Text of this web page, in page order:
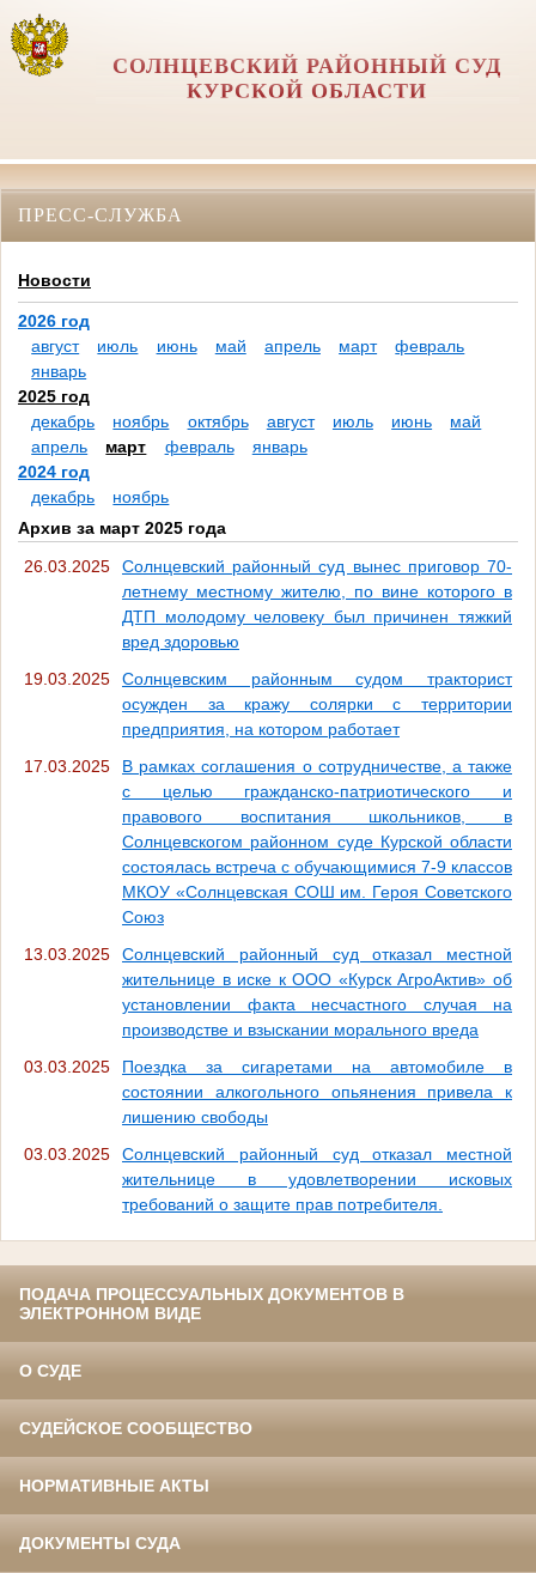
СОЛНЦЕВСКИЙ РАЙОННЫЙ СУД
КУРСКОЙ ОБЛАСТИ
ПРЕСС-СЛУЖБА
Новости
2026 год
август
июль июнь май апрель март
февраль
январь
2025 год
декабрь
ноябрь октябрь август июль июнь
май
апрель
март февраль
январь
2024 год
декабрь
ноябрь
Архив за март 2025 года
26.03.2025
Солнцевский районный суд вынес приговор 70-
летнему местному жителю, по вине которого в
ДТП молодому человеку был причинен тяжкий
вред здоровью
19.03.2025
Солнцевским районным судом тракторист
осужден за кражу солярки с территории
предприятия, на котором работает
17.03.2025
В рамках соглашения о сотрудничестве, а также
с целью гражданско-патриотического и
правового воспитания школьников, в
Солнцевскогом районном суде Курской области
состоялась встреча с обучающимися 7-9 классов
МКОУ «Солнцевская СОШ им. Героя Советского
Союз
13.03.2025
Солнцевский районный суд отказал местной
жительнице в иске к ООО «Курск АгроАктив» об
установлении факта несчастного случая на
производстве и взыскании морального вреда
03.03.2025
Поездка за сигаретами на автомобиле в
состоянии алкогольного опьянения привела к
лишению свободы
03.03.2025
Солнцевский районный суд отказал местной
жительнице в удовлетворении исковых
требований о защите прав потребителя.
ПОДАЧА ПРОЦЕССУАЛЬНЫХ ДОКУМЕНТОВ В
ЭЛЕКТРОННОМ ВИДЕ
О СУДЕ
СУДЕЙСКОЕ СООБЩЕСТВО
НОРМАТИВНЫЕ АКТЫ
ДОКУМЕНТЫ СУДА